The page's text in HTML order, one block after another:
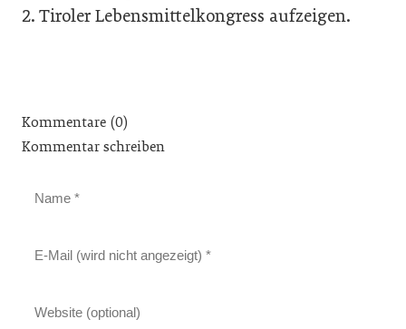
2. Tiroler Lebensmittelkongress aufzeigen.
Kommentare (0)
Kommentar schreiben